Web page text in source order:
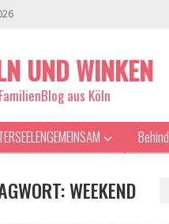
UND WINKEN
aus Köln
Behind
WEEKEND